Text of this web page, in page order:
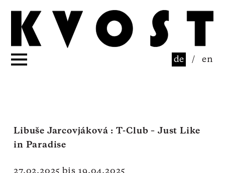
de / en
Libuše Jarcovjáková : T-Club – Just Like
in Paradise
27.02.2025 bis 19.04.2025